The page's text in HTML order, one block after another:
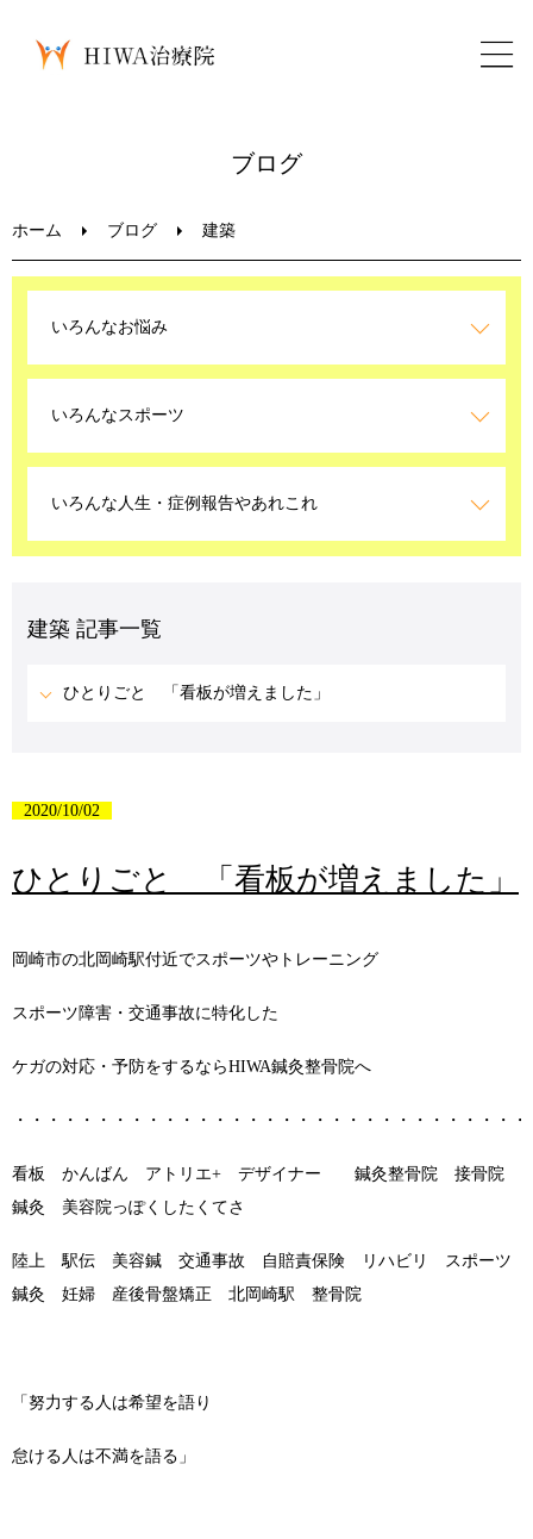
LINEお問い合わせ
ブログ
ホーム ブログ 建築
いろんなお悩み
いろんなスポーツ
いろんな人生・症例報告やあれこれ
建築 記事一覧
ひとりごと 「看板が増えました」
2020/10/02
ひとりごと 「看板が増えました」
岡崎市の北岡崎駅付近でスポーツやトレーニング
スポーツ障害・交通事故に特化した
ケガの対応・予防をするならHIWA鍼灸整骨院へ
・・・・・・・・・・・・・・・・・・・・・・・・・・・・・・
看板 かんばん アトリエ+ デザイナー 鍼灸整骨院 接骨院
鍼灸 美容院っぽくしたくてさ
陸上 駅伝 美容鍼 交通事故 自賠責保険 リハビリ スポーツ
鍼灸 妊婦 産後骨盤矯正 北岡崎駅 整骨院
「努力する人は希望を語り
怠ける人は不満を語る」